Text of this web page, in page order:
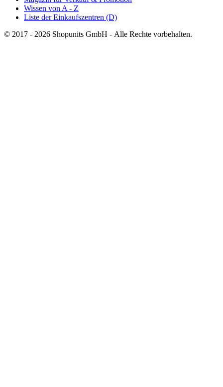
Wissen von A - Z
Liste der Einkaufszentren (D)
© 2017 - 2026 Shopunits GmbH - Alle Rechte vorbehalten.